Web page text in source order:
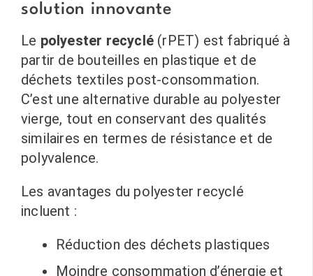
solution innovante
Le polyester recyclé (rPET) est fabriqué à
partir de bouteilles en plastique et de
déchets textiles post-consommation.
C’est une alternative durable au polyester
vierge, tout en conservant des qualités
similaires en termes de résistance et de
polyvalence.
Les avantages du polyester recyclé
incluent :
Réduction des déchets plastiques
Moindre consommation d’énergie et